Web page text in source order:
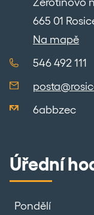
665 01
Na mapě
546 492 111
6abbzec
Úřední
Pondělí